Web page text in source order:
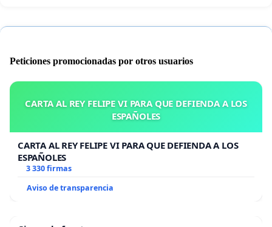
Peticiones promocionadas por otros usuarios
CARTA AL REY FELIPE VI PARA QUE DEFIENDA A LOS
ESPAÑOLES
CARTA AL REY FELIPE VI PARA QUE DEFIENDA A LOS
ESPAÑOLES
3 330 firmas
Aviso de transparencia